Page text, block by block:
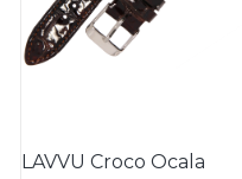
LAVVU Croco Ocala